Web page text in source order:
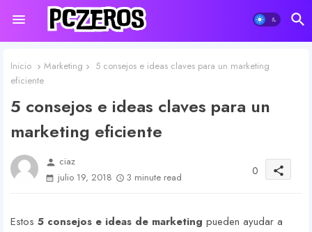
Inicio Marketing
5 consejos e ideas claves para un marketing
eficiente
5 consejos e ideas claves para un
marketing eficiente
person ciaz
julio 19, 2018
3 minute read 0 share
Estos 5 consejos e ideas de marketing pueden ayudar a